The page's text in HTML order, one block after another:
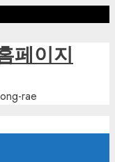
페이지
rae